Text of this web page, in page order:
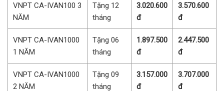
VNPT CA-IVAN100 3
NĂM
Tặng 12
tháng
3.020.600
đ
3.570.600
đ
VNPT CA-IVAN1000
1 NĂM
Tặng 06
tháng
1.897.500
đ
2.447.500
đ
VNPT CA-IVAN1000
2 NĂM
Tặng 09
tháng
3.157.000
đ
3.707.000
đ